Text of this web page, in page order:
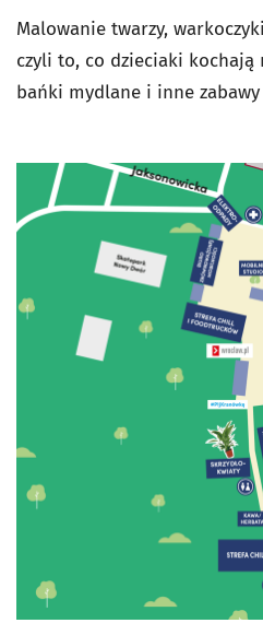
Malowanie twarzy,
czyli to, co dzieciaki kochają
bańki mydlane i inne zabawy